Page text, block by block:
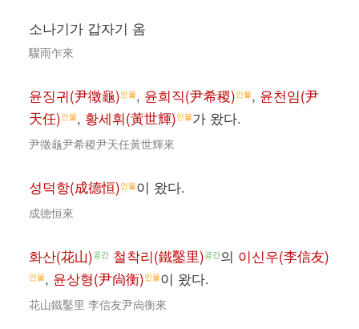
소나기가 갑자기 옴
驟雨乍來
윤징귀(尹徵龜)인물, 윤희직(尹希稷)인물, 윤천임(尹
天任)인물, 황세휘(黃世輝)인물가 왔다.
尹徵龜尹希稷尹天任黃世輝來
성덕항(成德恒)인물이 왔다.
成德恒來
화산(花山)공간 철착리(鐵鑿里)공간의 이신우(李信友)
인물, 윤상형(尹尙衡)인물이 왔다.
花山鐵鑿里 李信友尹尙衡來